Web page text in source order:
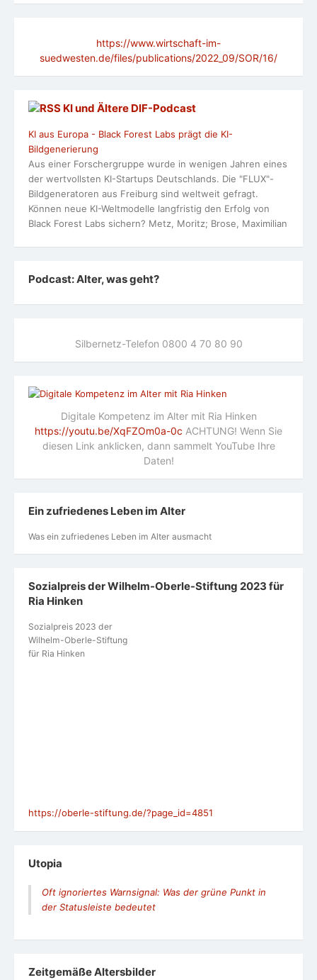
https://www.wirtschaft-im-
suedwesten.de/files/publications/2022_09/SOR/16/
KI und Ältere DlF-Podcast
KI aus Europa - Black Forest Labs prägt die KI-
Bildgenerierung
Aus einer Forschergruppe wurde in wenigen Jahren eines
der wertvollsten KI-Startups Deutschlands. Die "FLUX"-
Bildgeneratoren aus Freiburg sind weltweit gefragt.
Können neue KI-Weltmodelle langfristig den Erfolg von
Black Forest Labs sichern? Metz, Moritz; Brose, Maximilian
Podcast: Alter, was geht?
Silbernetz-Telefon 0800 4 70 80 90
Digitale Kompetenz im Alter mit Ria Hinken
https://youtu.be/XqFZOm0a-0c ACHTUNG! Wenn Sie
diesen Link anklicken, dann sammelt YouTube Ihre
Daten!
Ein zufriedenes Leben im Alter
Was ein zufriedenes Leben im Alter ausmacht
Sozialpreis der Wilhelm-Oberle-Stiftung 2023 für
Ria Hinken
Sozialpreis 2023 der
Wilhelm-Oberle-Stiftung
für Ria Hinken
https://oberle-stiftung.de/?page_id=4851
Utopia
Oft ignoriertes Warnsignal: Was der grüne Punkt in
der Statusleiste bedeutet
Zeit­ge­mäße Alters­bil­der